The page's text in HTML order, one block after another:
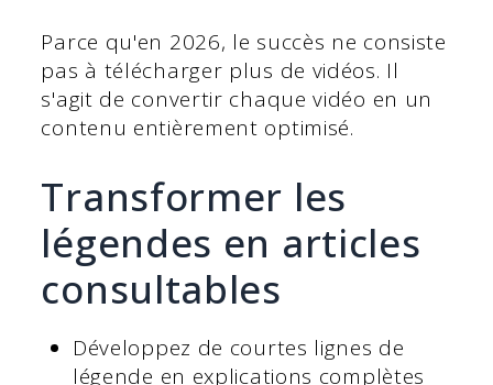
Parce qu'en 2026, le succès ne consiste
pas à télécharger plus de vidéos. Il
s'agit de convertir chaque vidéo en un
contenu entièrement optimisé.
Transformer les
légendes en articles
consultables
Développez de courtes lignes de
légende en explications complètes